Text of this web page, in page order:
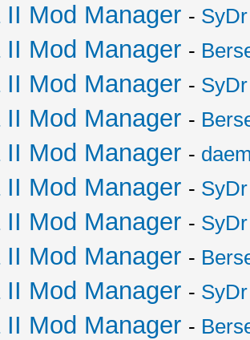
II Mod Manager - SyDr
II Mod Manager -
II Mod Manager - SyDr
II Mod Manager -
II Mod Manager -
II Mod Manager - SyDr
II Mod Manager - SyDr
II Mod Manager -
II Mod Manager - SyDr
II Mod Manager -